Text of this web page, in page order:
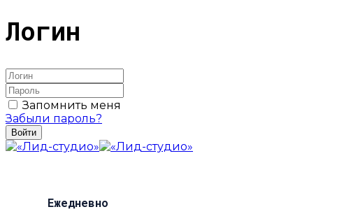
Логин
Запомнить меня
Забыли пароль?
Войти
Ежедневно